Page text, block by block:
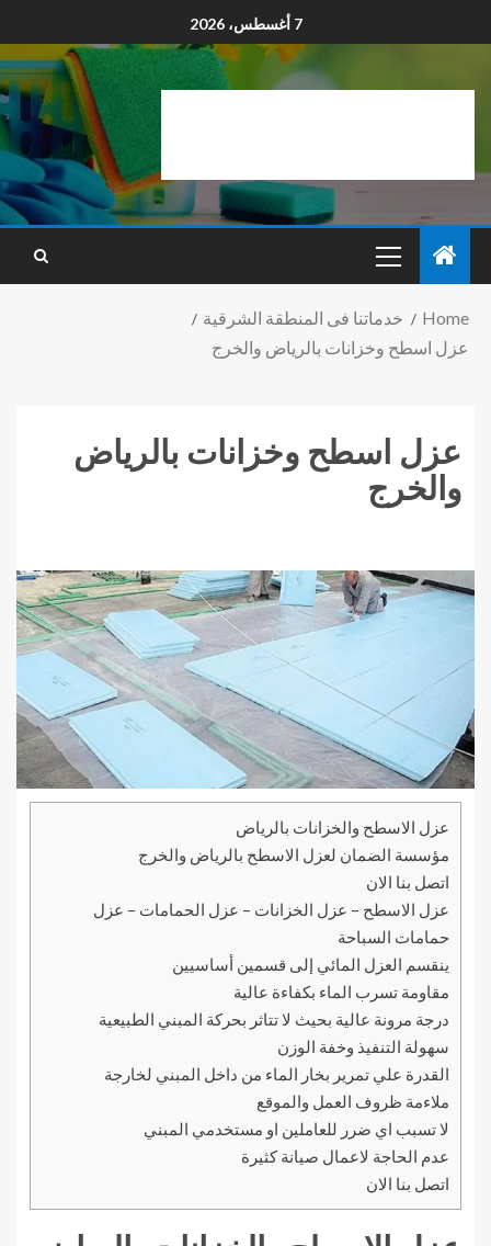
7 أغسطس، 2026
Home
خدماتنا فى المنطقة الشرقية
عزل اسطح وخزانات بالرياض والخرج
عزل اسطح وخزانات بالرياض
والخرج
عزل الاسطح والخزانات بالرياض
مؤسسة الضمان لعزل الاسطح بالرياض والخرج
اتصل بنا الان
عزل الاسطح – عزل الخزانات – عزل الحمامات – عزل
حمامات السباحة
ينقسم العزل المائي إلى قسمين أساسيين
مقاومة تسرب الماء بكفاءة عالية
درجة مرونة عالية بحيث لا تتاثر بحركة المبني الطبيعية
سهولة التنفيذ وخفة الوزن
القدرة علي تمرير بخار الماء من داخل المبني لخارجة
ملاءمة ظروف العمل والموقع
لا تسبب اي ضرر للعاملين او مستخدمي المبني
عدم الحاجة لاعمال صيانة كثيرة
اتصل بنا الان